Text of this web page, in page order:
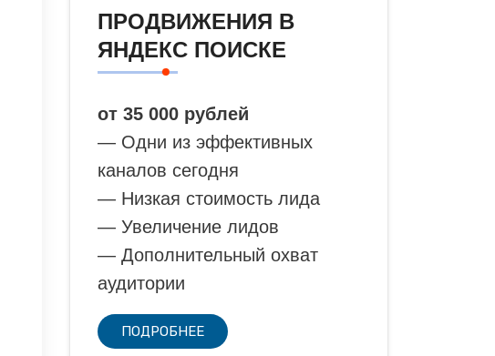
ПРОДВИЖЕНИЯ В
ЯНДЕКС ПОИСКЕ
от 35 000 рублей
— Одни из эффективных
каналов сегодня
— Низкая стоимость лида
— Увеличение лидов
— Дополнительный охват
аудитории
ПОДРОБНЕЕ